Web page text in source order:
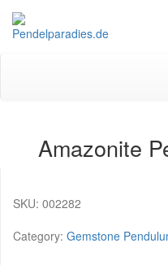
Amazonite
SKU: 002282
Category: Gemstone